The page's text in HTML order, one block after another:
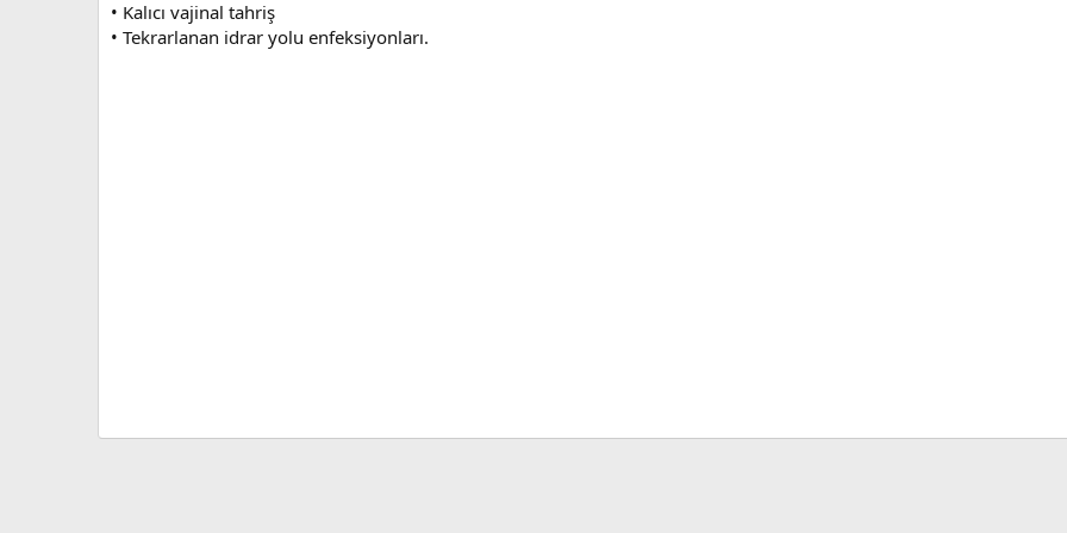
• Kalıcı vajinal tahriş
• Tekrarlanan idrar yolu enfeksiyonları.